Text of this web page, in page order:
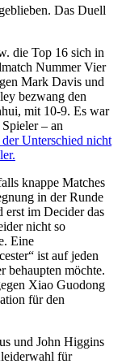
Das Duell
die Top 16 sich in
Nummer Vier
Mark Davis und
bezwang den
mit 10-9. Es war
– an
Unterschied nicht
knappe Matches
in der Runde
erst im Decider das
nicht so
Eine
ist auf jeden
behaupten möchte.
Xiao Guodong
für den
und John Higgins
für